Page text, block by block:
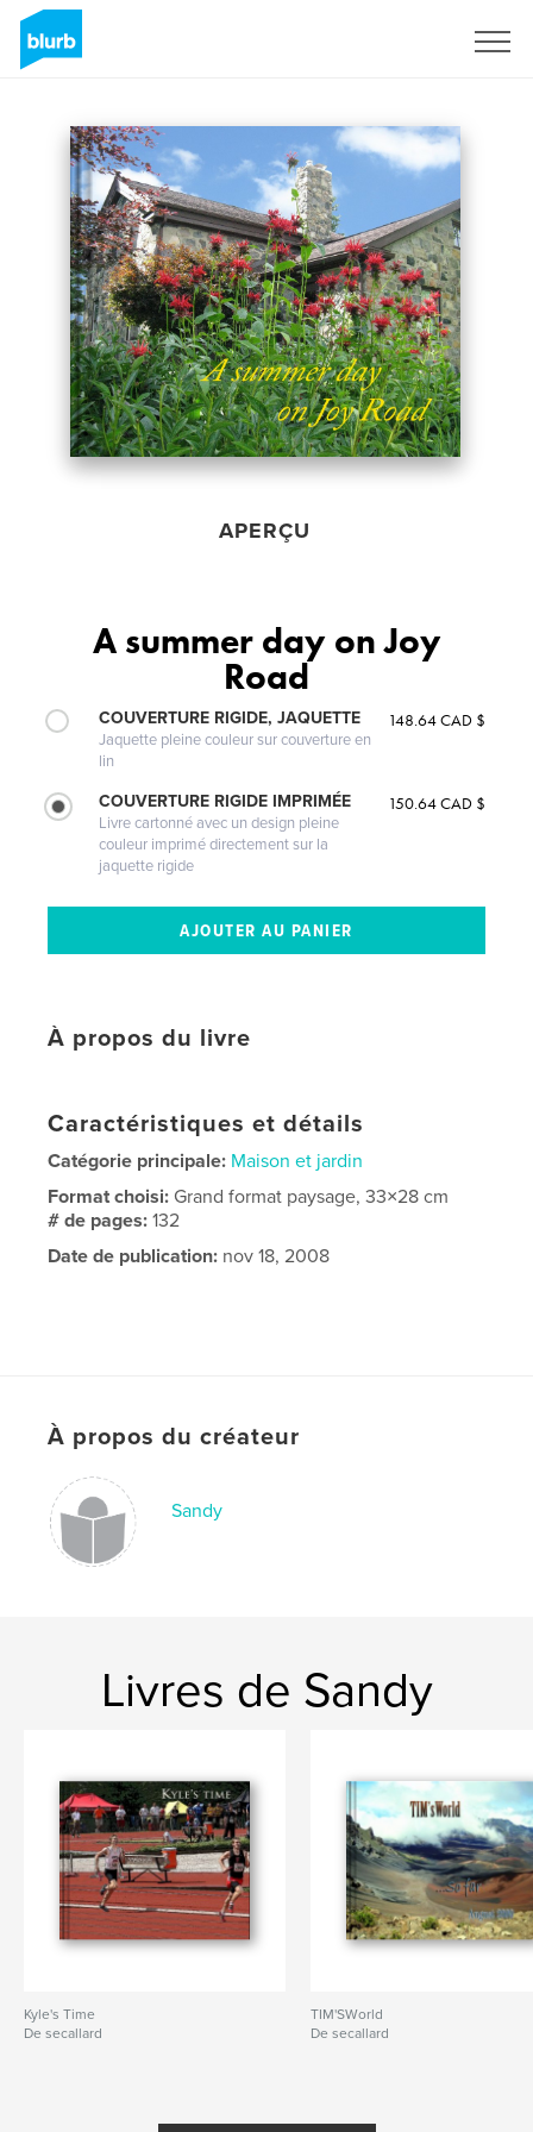
APERÇU
A summer day on Joy
Road
COUVERTURE RIGIDE, JAQUETTE
Jaquette pleine couleur sur couverture en
lin
148.64 CAD $
COUVERTURE RIGIDE IMPRIMÉE
Livre cartonné avec un design pleine
couleur imprimé directement sur la
jaquette rigide
150.64 CAD $
À propos du livre
Caractéristiques et détails
Catégorie principale: Maison et jardin
Format choisi: Grand format paysage, 33×28 cm
# de pages:132
Date de publication: nov 18, 2008
À propos du créateur
Sandy
Livres de Sandy
Kyle's Time
De secallard
TIM'SWorld
De secallard